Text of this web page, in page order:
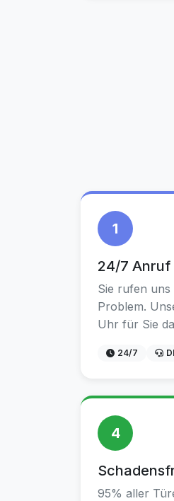
1
24/7 Anruf
Sie rufen
Problem.
Uhr für Sie
24/7
4
95% aller